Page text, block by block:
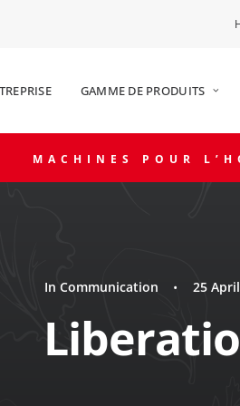
GAMME DE PRODUITS
MACHINES POUR
InCommunication • 25